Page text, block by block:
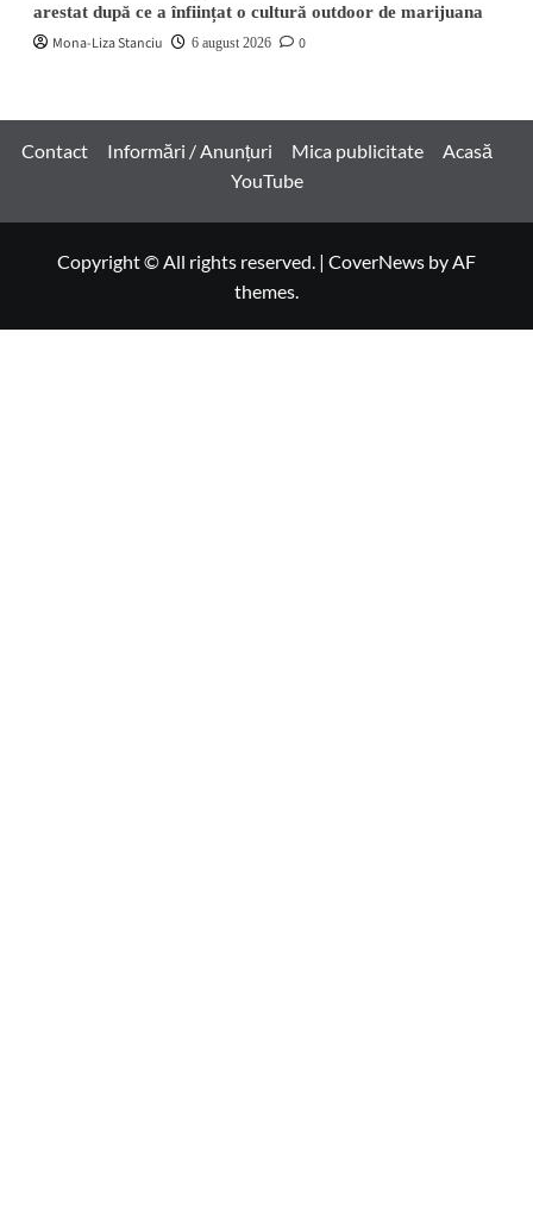
arestat după ce a înființat o cultură outdoor de marijuana
Mona-Liza Stanciu 6 august 2026 0
Contact Informări / Anunțuri Mica publicitate
Acasă
YouTube
Copyright © All rights reserved. | CoverNews by AF
themes.